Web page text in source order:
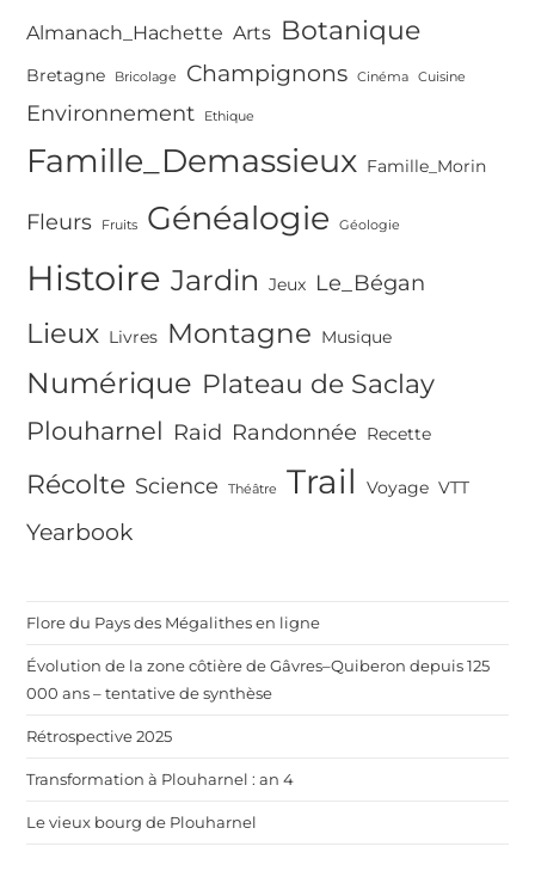
Almanach_Hachette Arts Botanique
Bretagne Bricolage Champignons Cinéma Cuisine
Environnement Ethique
Famille_Demassieux Famille_Morin
Fleurs Fruits Généalogie Géologie
Histoire Jardin Jeux Le_Bégan
Lieux Livres Montagne Musique
Numérique Plateau de Saclay
Plouharnel Raid Randonnée Recette
Récolte Science Théâtre Trail Voyage VTT
Yearbook
Flore du Pays des Mégalithes en ligne
Évolution de la zone côtière de Gâvres–Quiberon depuis 125
000 ans – tentative de synthèse
Rétrospective 2025
Transformation à Plouharnel : an 4
Le vieux bourg de Plouharnel